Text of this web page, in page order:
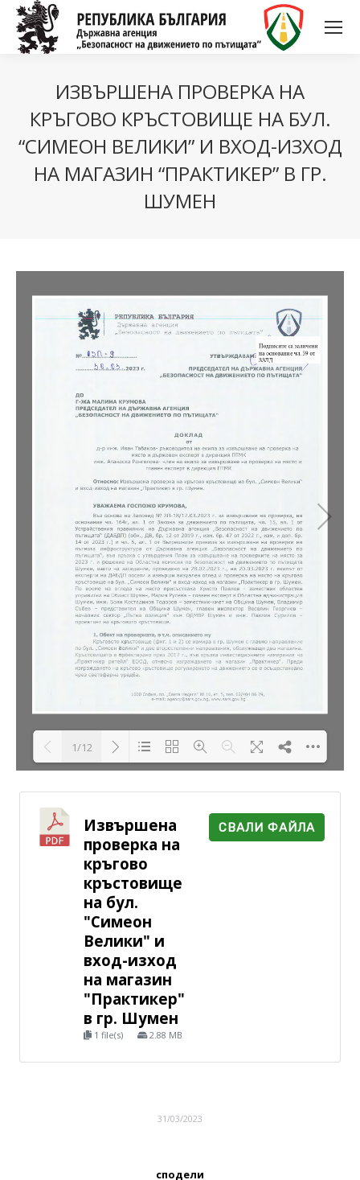
ИЗВЪРШЕНА ПРОВЕРКА НА
КРЪГОВО КРЪСТОВИЩЕ НА БУЛ.
“СИМЕОН ВЕЛИКИ” И ВХОД-ИЗХОД
НА МАГАЗИН “ПРАКТИКЕР” В ГР.
ШУМЕН
1/12
Извършена
проверка на
кръгово
кръстовище
на бул.
"Симеон
Велики" и
вход-изход
на магазин
"Практикер"
в гр. Шумен
1 file(s) 2.88 MB
СВАЛИ ФАЙЛА
31/03/2023
сподели